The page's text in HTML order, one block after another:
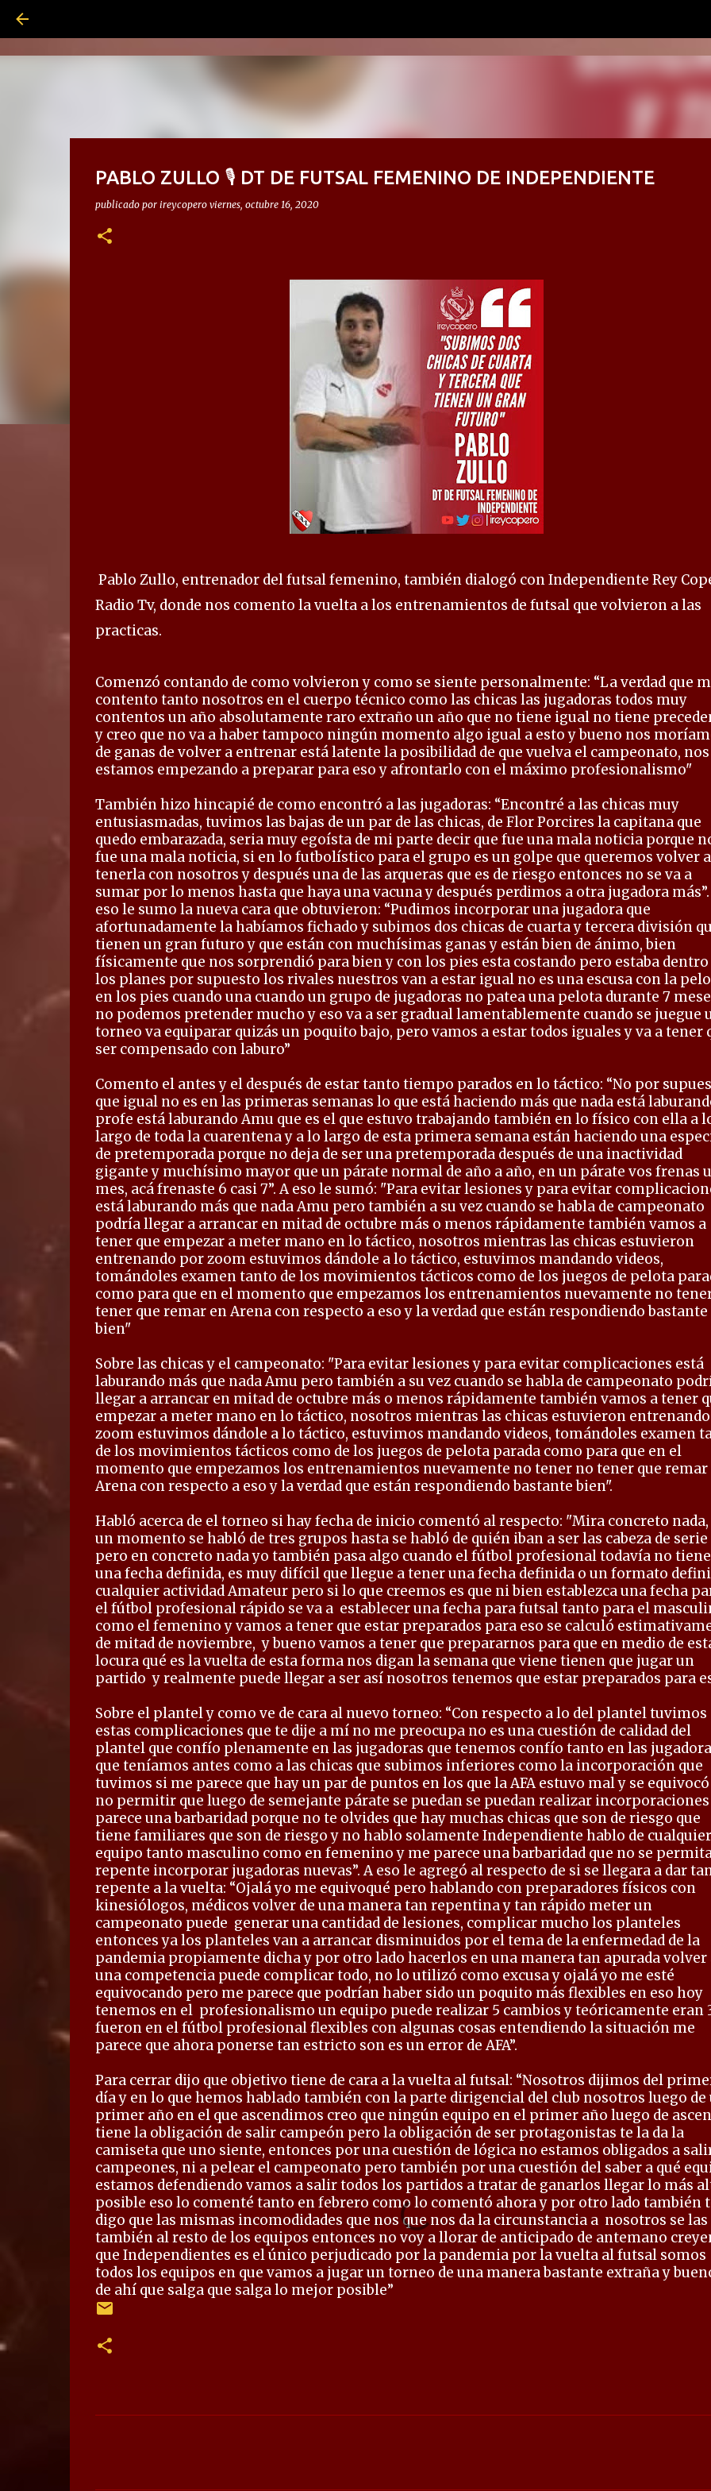
PABLO ZULLO 🎙 DT DE FUTSAL FEMENINO DE INDEPENDIENTE
publicado por ireycopero viernes, octubre 16, 2020
Pablo Zullo, entrenador del futsal femenino, también dialogó con Independiente Rey
Radio Tv, donde nos comento la vuelta a los entrenamientos de futsal que volvieron a las
practicas.
Comenzó contando de como volvieron y como se siente personalmente: “La verdad que
contento tanto nosotros en el cuerpo técnico como las chicas las jugadoras todos muy
contentos un año absolutamente raro extraño un año que no tiene igual no tiene
y creo que no va a haber tampoco ningún momento algo igual a esto y bueno nos
de ganas de volver a entrenar está latente la posibilidad de que vuelva el campeonato, nos
estamos empezando a preparar para eso y afrontarlo con el máximo profesionalismo"
También hizo hincapié de como encontró a las jugadoras: “Encontré a las chicas muy
entusiasmadas, tuvimos las bajas de un par de las chicas, de Flor Porcires la capitana que
quedo embarazada, seria muy egoísta de mi parte decir que fue una mala noticia porque
fue una mala noticia, si en lo futbolístico para el grupo es un golpe que queremos volver a
tenerla con nosotros y después una de las arqueras que es de riesgo entonces no se va a
sumar por lo menos hasta que haya una vacuna y después perdimos a otra jugadora más”.
eso le sumo la nueva cara que obtuvieron: “Pudimos incorporar una jugadora que
afortunadamente la habíamos fichado y subimos dos chicas de cuarta y tercera división
tienen un gran futuro y que están con muchísimas ganas y están bien de ánimo, bien
físicamente que nos sorprendió para bien y con los pies esta costando pero estaba dentro
los planes por supuesto los rivales nuestros van a estar igual no es una escusa con la
en los pies cuando una cuando un grupo de jugadoras no patea una pelota durante 7
no podemos pretender mucho y eso va a ser gradual lamentablemente cuando se juegue
torneo va equiparar quizás un poquito bajo, pero vamos a estar todos iguales y va a tener
ser compensado con laburo”
Comento el antes y el después de estar tanto tiempo parados en lo táctico: “No por
que igual no es en las primeras semanas lo que está haciendo más que nada está
profe está laburando Amu que es el que estuvo trabajando también en lo físico con ella a
largo de toda la cuarentena y a lo largo de esta primera semana están haciendo una
de pretemporada porque no deja de ser una pretemporada después de una inactividad
gigante y muchísimo mayor que un párate normal de año a año, en un párate vos frenas
mes, acá frenaste 6 casi 7”. A eso le sumó: "Para evitar lesiones y para evitar
está laburando más que nada Amu pero también a su vez cuando se habla de campeonato
podría llegar a arrancar en mitad de octubre más o menos rápidamente también vamos a
tener que empezar a meter mano en lo táctico, nosotros mientras las chicas estuvieron
entrenando por zoom estuvimos dándole a lo táctico, estuvimos mandando videos,
tomándoles examen tanto de los movimientos tácticos como de los juegos de pelota
como para que en el momento que empezamos los entrenamientos nuevamente no
tener que remar en Arena con respecto a eso y la verdad que están respondiendo bastante
bien"
Sobre las chicas y el campeonato: "Para evitar lesiones y para evitar complicaciones está
laburando más que nada Amu pero también a su vez cuando se habla de campeonato
llegar a arrancar en mitad de octubre más o menos rápidamente también vamos a tener
empezar a meter mano en lo táctico, nosotros mientras las chicas estuvieron
zoom estuvimos dándole a lo táctico, estuvimos mandando videos, tomándoles examen
de los movimientos tácticos como de los juegos de pelota parada como para que en el
momento que empezamos los entrenamientos nuevamente no tener no tener que remar
Arena con respecto a eso y la verdad que están respondiendo bastante bien".
Habló acerca de el torneo si hay fecha de inicio comentó al respecto: "Mira concreto nada,
un momento se habló de tres grupos hasta se habló de quién iban a ser las cabeza de serie
pero en concreto nada yo también pasa algo cuando el fútbol profesional todavía no tiene
una fecha definida, es muy difícil que llegue a tener una fecha definida o un formato
cualquier actividad Amateur pero si lo que creemos es que ni bien establezca una fecha
el fútbol profesional rápido se va a establecer una fecha para futsal tanto para el
como el femenino y vamos a tener que estar preparados para eso se calculó
de mitad de noviembre, y bueno vamos a tener que prepararnos para que en medio de
locura qué es la vuelta de esta forma nos digan la semana que viene tienen que jugar un
partido y realmente puede llegar a ser así nosotros tenemos que estar preparados para
Sobre el plantel y como ve de cara al nuevo torneo: “Con respecto a lo del plantel tuvimos
estas complicaciones que te dije a mí no me preocupa no es una cuestión de calidad del
plantel que confío plenamente en las jugadoras que tenemos confío tanto en las
que teníamos antes como a las chicas que subimos inferiores como la incorporación que
tuvimos si me parece que hay un par de puntos en los que la AFA estuvo mal y se
no permitir que luego de semejante párate se puedan se puedan realizar
parece una barbaridad porque no te olvides que hay muchas chicas que son de riesgo que
tiene familiares que son de riesgo y no hablo solamente Independiente hablo de cualquier
equipo tanto masculino como en femenino y me parece una barbaridad que no se
repente incorporar jugadoras nuevas”. A eso le agregó al respecto de si se llegara a dar
repente a la vuelta: “Ojalá yo me equivoqué pero hablando con preparadores físicos con
kinesiólogos, médicos volver de una manera tan repentina y tan rápido meter un
campeonato puede generar una cantidad de lesiones, complicar mucho los planteles
entonces ya los planteles van a arrancar disminuidos por el tema de la enfermedad de la
pandemia propiamente dicha y por otro lado hacerlos en una manera tan apurada volver
una competencia puede complicar todo, no lo utilizó como excusa y ojalá yo me esté
equivocando pero me parece que podrían haber sido un poquito más flexibles en eso hoy
tenemos en el profesionalismo un equipo puede realizar 5 cambios y teóricamente eran
fueron en el fútbol profesional flexibles con algunas cosas entendiendo la situación me
parece que ahora ponerse tan estricto son es un error de AFA”.
Para cerrar dijo que objetivo tiene de cara a la vuelta al futsal: “Nosotros dijimos del
día y en lo que hemos hablado también con la parte dirigencial del club nosotros luego de
primer año en el que ascendimos creo que ningún equipo en el primer año luego de
tiene la obligación de salir campeón pero la obligación de ser protagonistas te la da la
camiseta que uno siente, entonces por una cuestión de lógica no estamos obligados a
campeones, ni a pelear el campeonato pero también por una cuestión del saber a qué
estamos defendiendo vamos a salir todos los partidos a tratar de ganarlos llegar lo más
posible eso lo comenté tanto en febrero como lo comentó ahora y por otro lado también
digo que las mismas incomodidades que nos que nos da la circunstancia a nosotros se las
también al resto de los equipos entonces no voy a llorar de anticipado de antemano
que Independientes es el único perjudicado por la pandemia por la vuelta al futsal somos
todos los equipos en que vamos a jugar un torneo de una manera bastante extraña y
de ahí que salga que salga lo mejor posible”